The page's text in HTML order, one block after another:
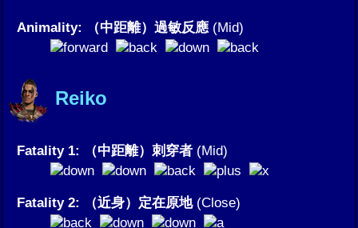
Animality: （中距離）過敏反應 (Mid)
Reiko
Fatality 1: （中距離）刺穿者 (Mid)
Fatality 2: （近身）定在原地(Close)